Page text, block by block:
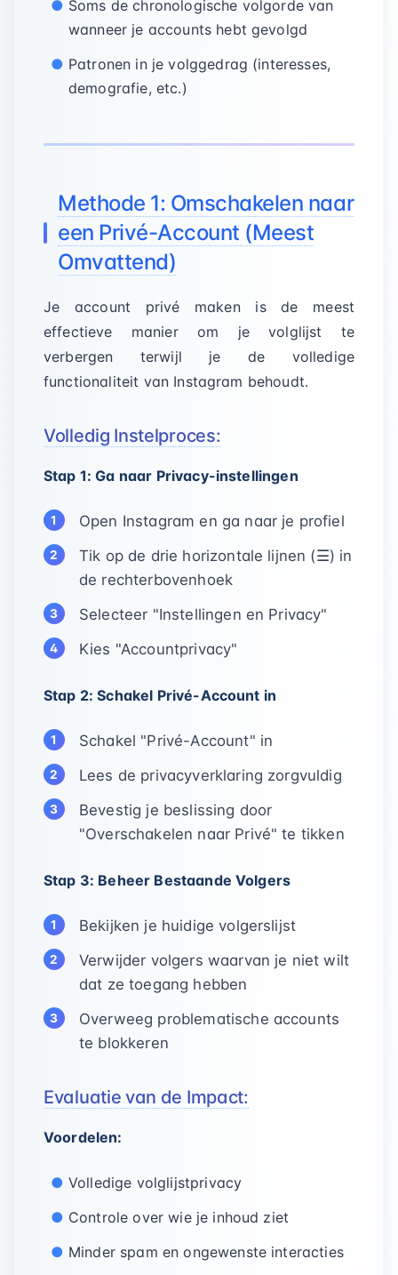
Soms de chronologische volgorde van
wanneer je accounts hebt gevolgd
Patronen in je volggedrag (interesses,
demografie, etc.)
Methode 1: Omschakelen naar
een Privé-Account (Meest
Omvattend)
Je account privé maken is de meest
effectieve manier om je volglijst te
verbergen terwijl je de volledige
functionaliteit van Instagram behoudt.
Volledig Instelproces:
Stap 1: Ga naar Privacy-instellingen
Open Instagram en ga naar je profiel
Tik op de drie horizontale lijnen (☰) in
de rechterbovenhoek
Selecteer "Instellingen en Privacy"
Kies "Accountprivacy"
Stap 2: Schakel Privé-Account in
Schakel "Privé-Account" in
Lees de privacyverklaring zorgvuldig
Bevestig je beslissing door
"Overschakelen naar Privé" te tikken
Stap 3: Beheer Bestaande Volgers
Bekijken je huidige volgerslijst
Verwijder volgers waarvan je niet wilt
dat ze toegang hebben
Overweeg problematische accounts
te blokkeren
Evaluatie van de Impact:
Voordelen:
Volledige volglijstprivacy
Controle over wie je inhoud ziet
Minder spam en ongewenste interacties